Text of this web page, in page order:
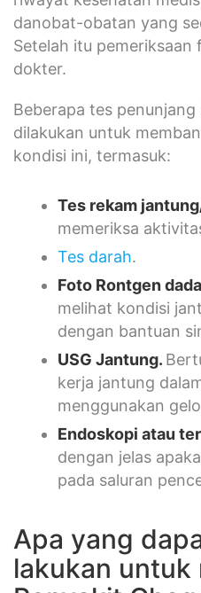
danobat-obatan yang
Setelah itu pemeriksaan
dokter.
Beberapa tes
dilakukan untuk
kondisi ini, termasuk:
Tes rekam
memeriksa
Tes darah.
Foto Rontgen dada
melihat kondisi
dengan bantuan
USG Jantung.
kerja jantung
menggunakan
Endoskopi atau
dengan jelas
pada saluran
Apa yang
lakukan